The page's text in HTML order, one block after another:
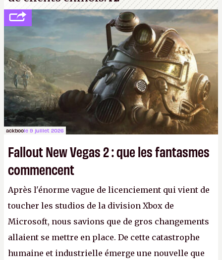
ackboole 9 juillet 2026
Fallout New Vegas 2 : que les fantasmes
commencent
Après l'énorme vague de licenciement qui vient de
toucher les studios de la division Xbox de
Microsoft, nous savions que de gros changements
allaient se mettre en place. De cette catastrophe
humaine et industrielle émerge une nouvelle que